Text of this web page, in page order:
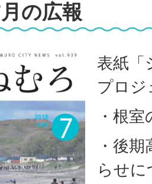
の広報
表紙「
プロジ
・根
・後
らせ